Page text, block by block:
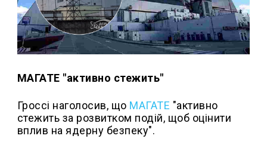
МАГАТЕ "активно стежить"
Гроссі наголосив, що МАГАТЕ "активно
стежить за розвитком подій, щоб оцінити
вплив на ядерну безпеку".